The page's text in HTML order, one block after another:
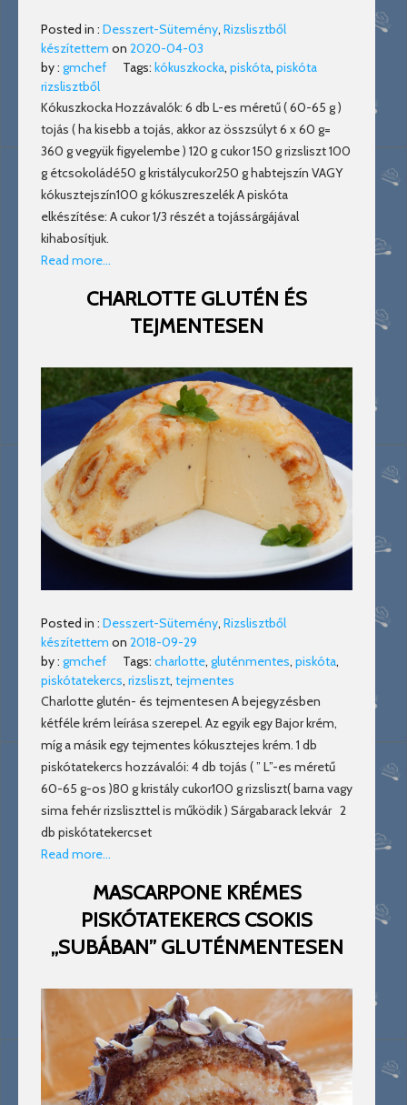
Posted in : Desszert-Sütemény, Rizslisztből
készítettem on 2020-04-03
by : gmchef Tags: kókuszkocka, piskóta, piskóta
rizslisztből
Kókuszkocka Hozzávalók: 6 db L-es méretű ( 60-65 g )
tojás ( ha kisebb a tojás, akkor az összsúlyt 6 x 60 g=
360 g vegyük figyelembe ) 120 g cukor 150 g rizsliszt 100
g étcsokoládé50 g kristálycukor250 g habtejszín VAGY
kókusztejszín100 g kókuszreszelék A piskóta
elkészítése: A cukor 1/3 részét a tojássárgájával
kihabosítjuk.
Read more…
CHARLOTTE GLUTÉN ÉS
TEJMENTESEN
Posted in : Desszert-Sütemény, Rizslisztből
készítettem on 2018-09-29
by : gmchef Tags: charlotte, gluténmentes, piskóta,
piskótatekercs, rizsliszt, tejmentes
Charlotte glutén- és tejmentesen A bejegyzésben
kétféle krém leírása szerepel. Az egyik egy Bajor krém,
míg a másik egy tejmentes kókusztejes krém. 1 db
piskótatekercs hozzávalói: 4 db tojás ( ” L”-es méretű
60-65 g-os )80 g kristály cukor100 g rizsliszt( barna vagy
sima fehér rizsliszttel is működik ) Sárgabarack lekvár 2
db piskótatekercset
Read more…
MASCARPONE KRÉMES
PISKÓTATEKERCS CSOKIS
„SUBÁBAN” GLUTÉNMENTESEN